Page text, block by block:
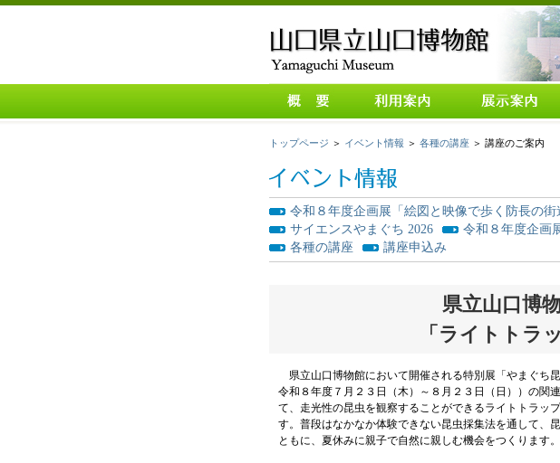
沿革
事業内容 レファレンス
交通アクセス
English
理工展示室
動物展示室
歴史展示室
天文展示室
屋外展示
トップページ ＞ イベント情報 ＞ 各種の講座 ＞ 講座のご案内
令和８年度企画展「絵図と映像で歩く防長の街
サイエンスやまぐち 2026
令和８年度企画
各種の講座
講座申込み
県立山口博
「ライトトラ
県立山口博物館において開催される特別展「やまぐち
令和８年度７月２３日（木）～８月２３日（日））の関
て、走光性の昆虫を観察することができるライトトラッ
す。普段はなかなか体験できない昆虫採集法を通して、
ともに、夏休みに親子で自然に親しむ機会をつくります。